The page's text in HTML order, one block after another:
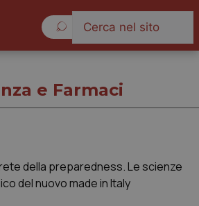
e Farmaci